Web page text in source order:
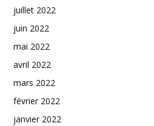
juillet 2022
juin 2022
mai 2022
avril 2022
mars 2022
février 2022
janvier 2022